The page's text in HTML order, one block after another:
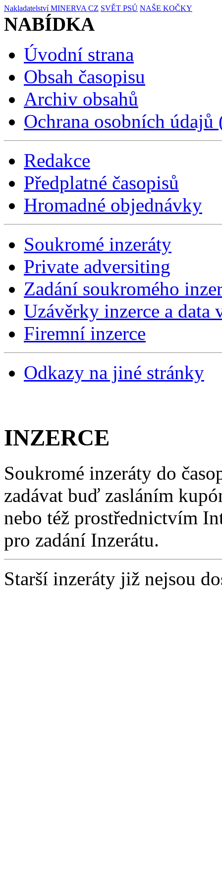
Nakladatelství MINERVA CZ SVĚT PSŮ NAŠE KOČKY
NABÍDKA
Úvodní strana
Obsah časopisu
Archiv obsahů
Ochrana osobních údajů
Redakce
Předplatné časopisů
Hromadné objednávky
Soukromé inzeráty
Private adversiting
Zadání soukromého
Uzávěrky inzerce a data
Firemní inzerce
Odkazy na jiné stránky
INZERCE
Soukromé inzeráty do
zadávat buď zasláním
nebo též prostřednictvím
pro zadání Inzerátu.
Starší inzeráty již nejsou